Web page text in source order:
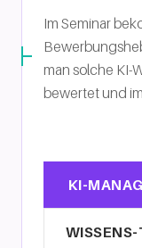
Im Seminar
man solche KI-
bewertet und
KI-